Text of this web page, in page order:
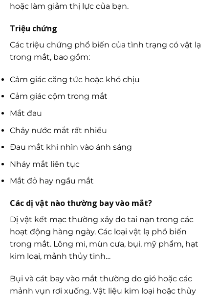
hoặc làm giảm thị lực của bạn.
Triệu chứng
Các triệu chứng phổ biến của tình trạng có vật lạ
trong mắt, bao gồm:
Cảm giác căng tức hoặc khó chịu
Cảm giác cộm trong mắt
Mắt đau
Chảy nước mắt rất nhiều
Đau mắt khi nhìn vào ánh sáng
Nháy mắt liên tục
Mắt đỏ hay ngầu mắt
Các dị vật nào thường bay vào mắt?
Dị vật kết mạc thường xảy do tai nạn trong các
hoạt động hàng ngày. Các loại vật lạ phổ biến
trong mắt. Lông mi, mùn cưa, bụi, mỹ phẩm, hạt
kim loại, mảnh thủy tinh…
Bụi và cát bay vào mắt thường do gió hoặc các
mảnh vụn rơi xuống. Vật liệu kim loại hoặc thủy